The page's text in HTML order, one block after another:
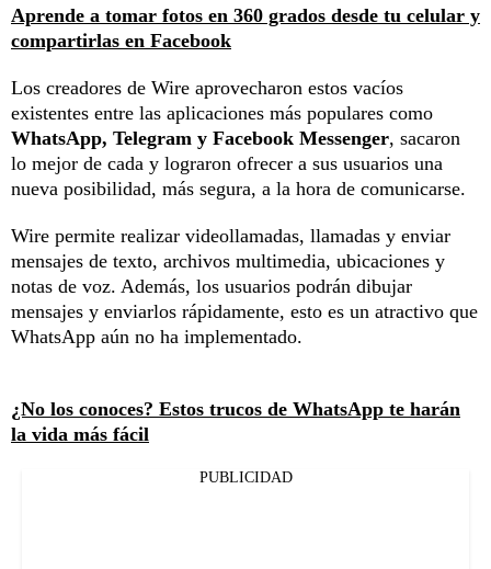
Aprende a tomar fotos en 360 grados desde tu celular y
compartirlas en Facebook
Los creadores de Wire aprovecharon estos vacíos
existentes entre las aplicaciones más populares como
WhatsApp, Telegram y Facebook Messenger, sacaron
lo mejor de cada y lograron ofrecer a sus usuarios una
nueva posibilidad, más segura, a la hora de comunicarse.
Wire permite realizar videollamadas, llamadas y enviar
mensajes de texto, archivos multimedia, ubicaciones y
notas de voz. Además, los usuarios podrán dibujar
mensajes y enviarlos rápidamente, esto es un atractivo que
WhatsApp aún no ha implementado.
¿No los conoces? Estos trucos de WhatsApp te harán
la vida más fácil
PUBLICIDAD